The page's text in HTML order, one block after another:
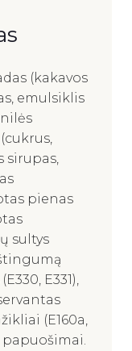
(kakavos
emulsiklis
sirupas,
pienas
sultys
E331),
(E160a,